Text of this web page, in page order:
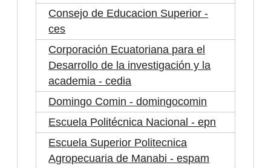
Consejo de Educacion Superior -
ces
Corporación Ecuatoriana para el
Desarrollo de la investigación y la
academia - cedia
Domingo Comin - domingocomin
Escuela Politécnica Nacional - epn
Escuela Superior Politecnica
Agropecuaria de Manabi - espam